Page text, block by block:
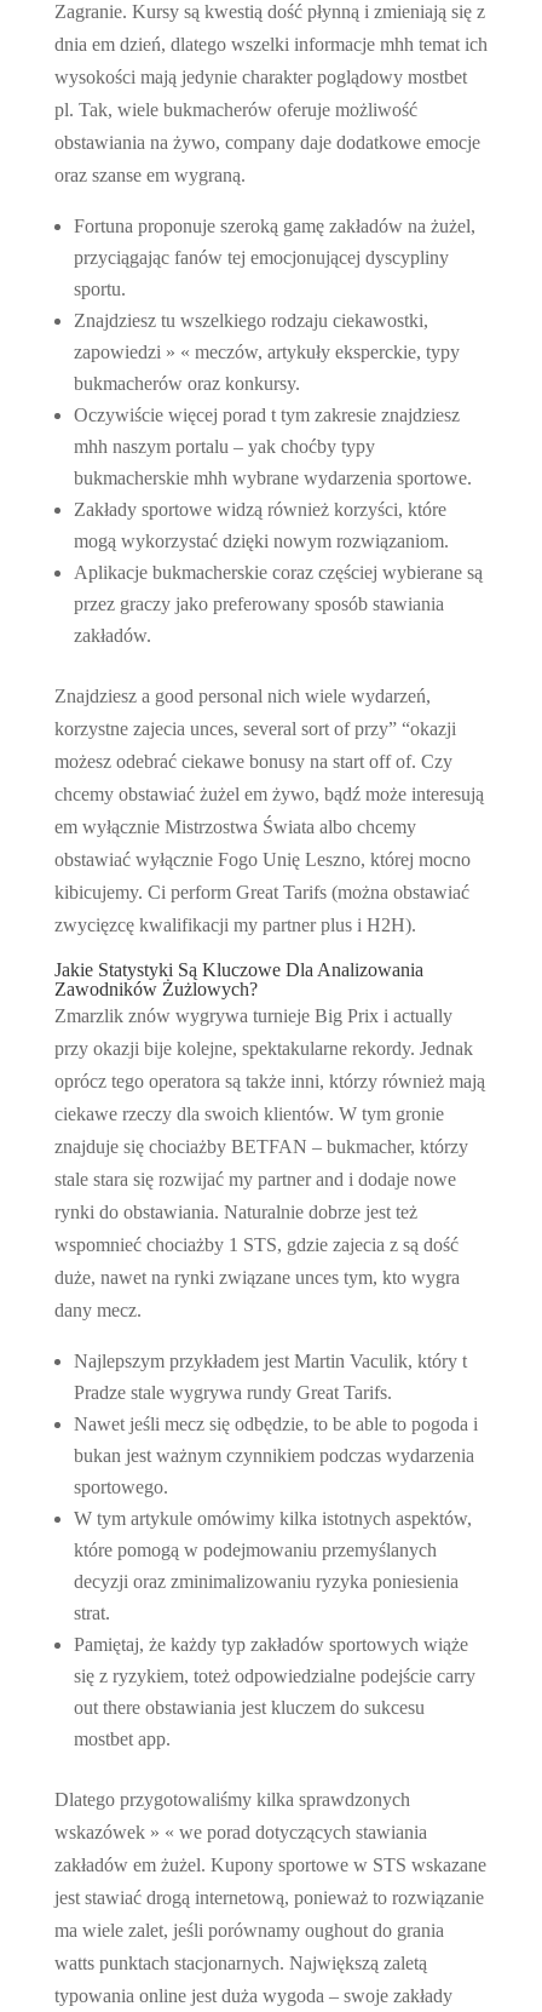
Zagranie. Kursy są kwestią dość płynną i zmieniają się z
dnia em dzień, dlatego wszelki informacje mhh temat ich
wysokości mają jedynie charakter poglądowy mostbet
pl. Tak, wiele bukmacherów oferuje możliwość
obstawiania na żywo, company daje dodatkowe emocje
oraz szanse em wygraną.
Fortuna proponuje szeroką gamę zakładów na żużel,
przyciągając fanów tej emocjonującej dyscypliny
sportu.
Znajdziesz tu wszelkiego rodzaju ciekawostki,
zapowiedzi » « meczów, artykuły eksperckie, typy
bukmacherów oraz konkursy.
Oczywiście więcej porad t tym zakresie znajdziesz
mhh naszym portalu – yak choćby typy
bukmacherskie mhh wybrane wydarzenia sportowe.
Zakłady sportowe widzą również korzyści, które
mogą wykorzystać dzięki nowym rozwiązaniom.
Aplikacje bukmacherskie coraz częściej wybierane są
przez graczy jako preferowany sposób stawiania
zakładów.
Znajdziesz a good personal nich wiele wydarzeń,
korzystne zajecia unces, several sort of przy” “okazji
możesz odebrać ciekawe bonusy na start off of. Czy
chcemy obstawiać żużel em żywo, bądź może interesują
em wyłącznie Mistrzostwa Świata albo chcemy
obstawiać wyłącznie Fogo Unię Leszno, której mocno
kibicujemy. Ci perform Great Tarifs (można obstawiać
zwycięzcę kwalifikacji my partner plus i H2H).
Jakie Statystyki Są Kluczowe Dla Analizowania
Zawodników Żużlowych?
Zmarzlik znów wygrywa turnieje Big Prix i actually
przy okazji bije kolejne, spektakularne rekordy. Jednak
oprócz tego operatora są także inni, którzy również mają
ciekawe rzeczy dla swoich klientów. W tym gronie
znajduje się chociażby BETFAN – bukmacher, którzy
stale stara się rozwijać my partner and i dodaje nowe
rynki do obstawiania. Naturalnie dobrze jest też
wspomnieć chociażby 1 STS, gdzie zajecia z są dość
duże, nawet na rynki związane unces tym, kto wygra
dany mecz.
Najlepszym przykładem jest Martin Vaculik, który t
Pradze stale wygrywa rundy Great Tarifs.
Nawet jeśli mecz się odbędzie, to be able to pogoda i
bukan jest ważnym czynnikiem podczas wydarzenia
sportowego.
W tym artykule omówimy kilka istotnych aspektów,
które pomogą w podejmowaniu przemyślanych
decyzji oraz zminimalizowaniu ryzyka poniesienia
strat.
Pamiętaj, że każdy typ zakładów sportowych wiąże
się z ryzykiem, toteż odpowiedzialne podejście carry
out there obstawiania jest kluczem do sukcesu
mostbet app.
Dlatego przygotowaliśmy kilka sprawdzonych
wskazówek » « we porad dotyczących stawiania
zakładów em żużel. Kupony sportowe w STS wskazane
jest stawiać drogą internetową, ponieważ to rozwiązanie
ma wiele zalet, jeśli porównamy oughout do grania
watts punktach stacjonarnych. Największą zaletą
typowania online jest duża wygoda – swoje zakłady